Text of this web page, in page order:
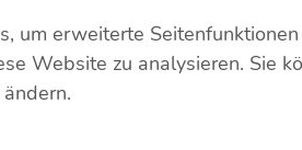
Diese Veranstaltung ist
um erweiterte
Website zu analysieren. Sie